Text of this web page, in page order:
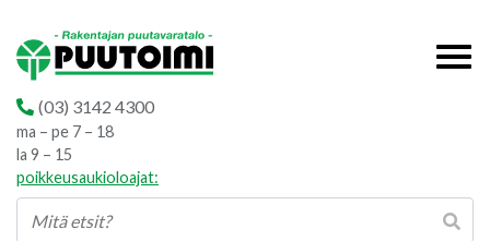
(03) 3142 4300
ma – pe 7 – 18
la 9 – 15
poikkeusaukioloajat: